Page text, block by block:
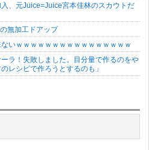
入、元Juice=Juice宮本佳林のスカウトだ
無加工ドアップ
いｗｗｗｗｗｗｗｗｗｗｗｗｗｗｗｗ
ラ！失敗しました。目分量で作るのをや
レシピで作ろうとするのも」